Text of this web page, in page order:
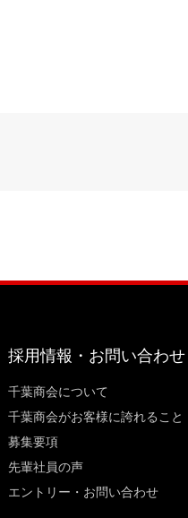
採用情報・お問い合わせ
千葉商会について
千葉商会がお客様に誇れること​
募集要項
先輩社員の声
エントリー・お問い合わせ